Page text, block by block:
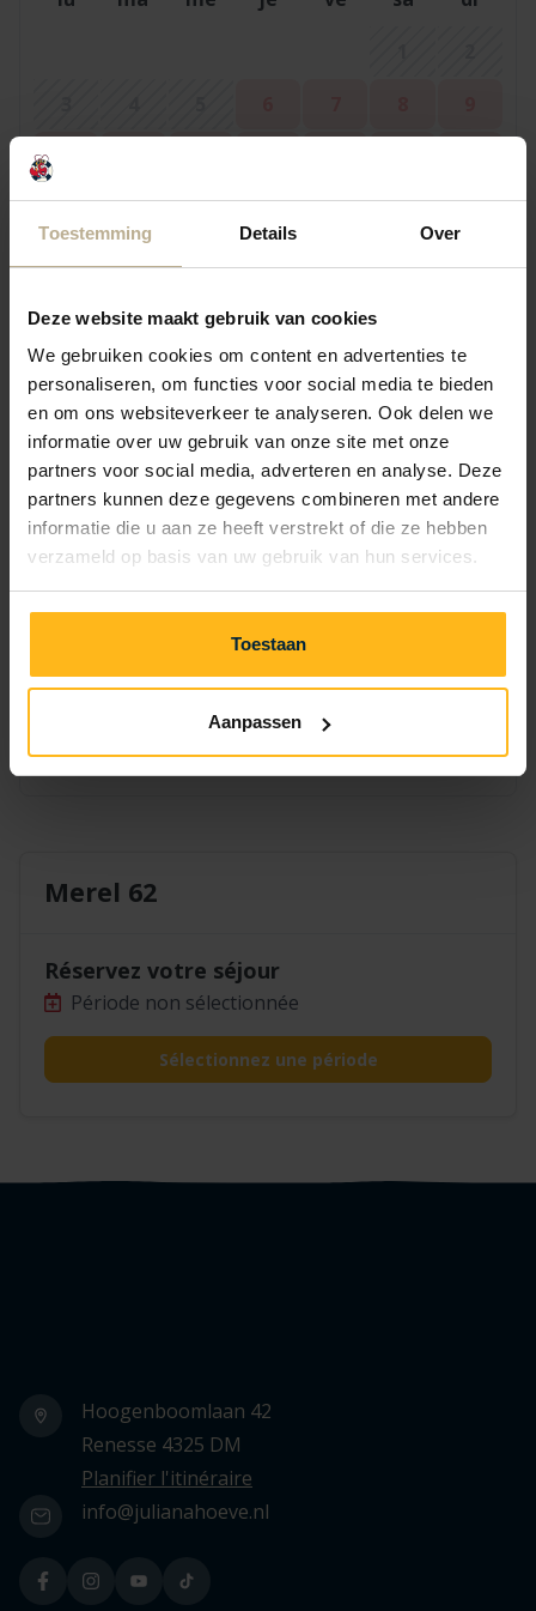
Toestemming Details Over
Deze website maakt gebruik van cookies
We gebruiken cookies om content en advertenties te
personaliseren, om functies voor social media te bieden
en om ons websiteverkeer te analyseren. Ook delen we
informatie over uw gebruik van onze site met onze
partners voor social media, adverteren en analyse. Deze
partners kunnen deze gegevens combineren met andere
informatie die u aan ze heeft verstrekt of die ze hebben
verzameld op basis van uw gebruik van hun services.
Toestaan
Aanpassen
17
18 19 20 21 22
23
24
25 26 27 28 29 30
31
septembre 2026
lu ma me je ve sa
1 2 3 4 5 6
14 15 16 17 18 19 20
24
Merel 62
Réservez votre séjour
Période non sélectionnée
Sélectionnez une période
Hoogenboomlaan 42
Renesse 4325 DM
Planifier l'itinéraire
info@julianahoeve.nl